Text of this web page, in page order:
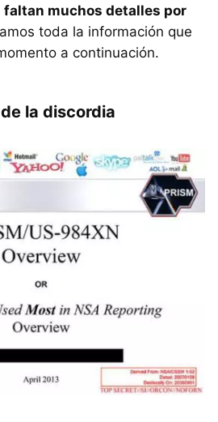
faltan muchos detalles por
toda la información que
a continuación.
la discordia